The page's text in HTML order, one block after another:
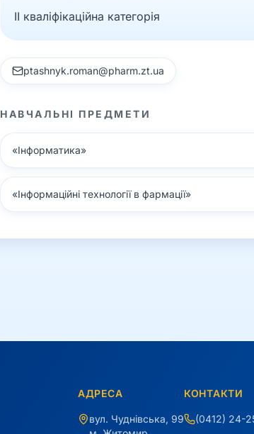
ІІ кваліфікаційна категорія
ptashnyk.roman@pharm.zt.ua
НАВЧАЛЬНІ ПРЕДМЕТИ
«Інформатика»
«Інформаційні технології в фармації»
АДРЕСА
вул. Чуднівська, 99
КОНТАКТИ
(0412) 24-